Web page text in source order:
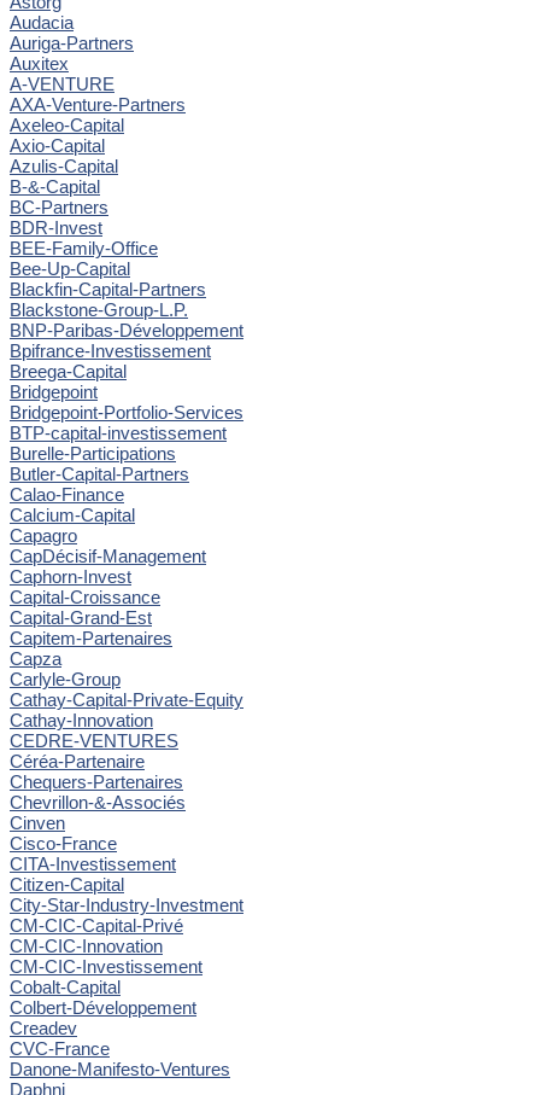
Audacia
Auriga-Partners
Auxitex
A-VENTURE
AXA-Venture-Partners
Axeleo-Capital
Axio-Capital
Azulis-Capital
B-&-Capital
BC-Partners
BDR-Invest
BEE-Family-Office
Bee-Up-Capital
Blackfin-Capital-Partners
Blackstone-Group-L.P.
BNP-Paribas-Développement
Bpifrance-Investissement
Breega-Capital
Bridgepoint
Bridgepoint-Portfolio-Services
BTP-capital-investissement
Burelle-Participations
Butler-Capital-Partners
Calao-Finance
Calcium-Capital
Capagro
CapDécisif-Management
Caphorn-Invest
Capital-Croissance
Capital-Grand-Est
Capitem-Partenaires
Capza
Carlyle-Group
Cathay-Capital-Private-Equity
Cathay-Innovation
CEDRE-VENTURES
Céréa-Partenaire
Chequers-Partenaires
Chevrillon-&-Associés
Cinven
Cisco-France
CITA-Investissement
Citizen-Capital
City-Star-Industry-Investment
CM-CIC-Capital-Privé
CM-CIC-Innovation
CM-CIC-Investissement
Cobalt-Capital
Colbert-Développement
Creadev
CVC-France
Danone-Manifesto-Ventures
Daphni